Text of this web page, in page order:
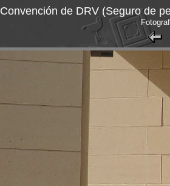
Convención de DRV (Seguro de